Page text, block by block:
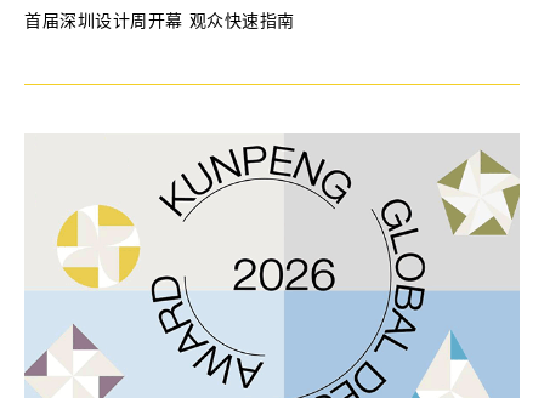
首届深圳设计周开幕 观众快速指南